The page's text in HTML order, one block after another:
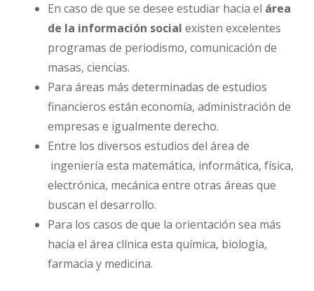
En caso de que se desee estudiar hacia el área
de la información social existen excelentes
programas de periodismo, comunicación de
masas, ciencias.
Para áreas más determinadas de estudios
financieros están economía, administración de
empresas e igualmente derecho.
Entre los diversos estudios del área de
ingeniería esta matemática, informática, física,
electrónica, mecánica entre otras áreas que
buscan el desarrollo.
Para los casos de que la orientación sea más
hacia el área clínica esta química, biología,
farmacia y medicina.